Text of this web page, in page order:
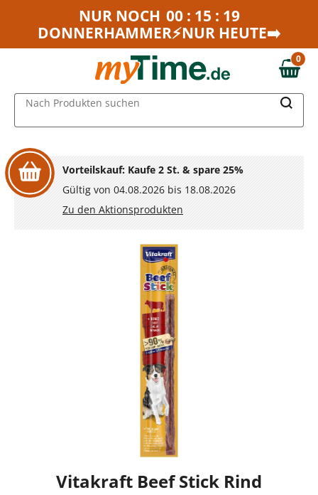
Zum Hauptinhalt springen
Zur Navigation springen
NUR NOCH 00 : 15 : 19
DONNERHAMMER⚡NUR HEUTE➡️
0,00 €
0
Nach Produkten suchen
Vorteilskauf: Kaufe 2 St. & spare 25%
Gültig von 04.08.2026 bis 18.08.2026
Zu den Aktionsprodukten
Vitakraft Beef Stick Rind